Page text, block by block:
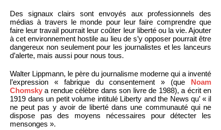
Des signaux clairs sont envoyés aux professionnels des
médias à travers le monde pour leur faire comprendre que
faire leur travail pourrait leur coûter leur liberté ou la vie. Ajouter
à cet environnement hostile au lieu de s’y opposer pourrait être
dangereux non seulement pour les journalistes et les lanceurs
d’alerte, mais aussi pour nous tous.
Walter Lippmann, le père du journalisme moderne qui a inventé
l’expression « fabrique du consentement » (que Noam
Chomsky a rendue célèbre dans son livre de 1988), a écrit en
1919 dans un petit volume intitulé Liberty and the News qu’ « il
ne peut pas y avoir de liberté dans une communauté qui ne
dispose pas des moyens nécessaires pour détecter les
mensonges ».